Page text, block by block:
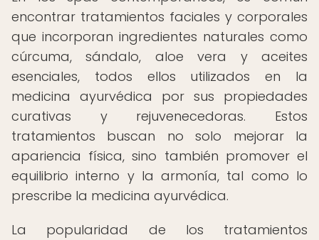
encontrar tratamientos faciales y corporales
que incorporan ingredientes naturales como
cúrcuma, sándalo, aloe vera y aceites
esenciales, todos ellos utilizados en la
medicina ayurvédica por sus propiedades
curativas y rejuvenecedoras. Estos
tratamientos buscan no solo mejorar la
apariencia física, sino también promover el
equilibrio interno y la armonía, tal como lo
prescribe la medicina ayurvédica.
La popularidad de los tratamientos